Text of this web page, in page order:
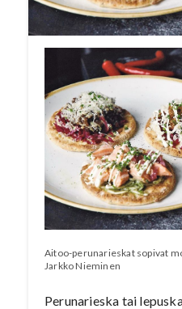
Heikki Penttilän
Aitoo-perunarieskat sopivat
Jarkko Nieminen
Perunarieska tai